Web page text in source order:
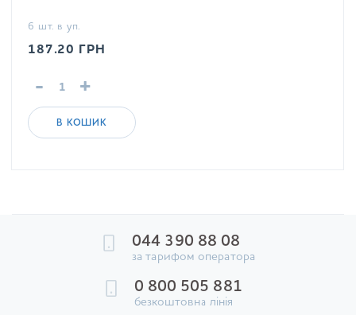
6 шт. в уп.
187.20 ГРН
- +
В КОШИК
044 390 88 08
за тарифом оператора
0 800 505 881
безкоштовна лінія